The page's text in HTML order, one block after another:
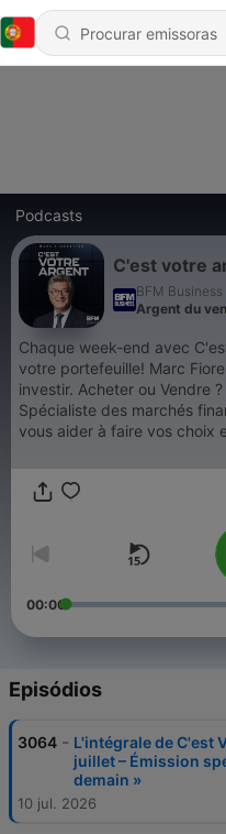
Podcasts
C'est votre
BFM Business
Argent du
Chaque week-end avec
votre portefeuille! Marc
investir. Acheter ou Vendre
Spécialiste des marchés
vous aider à faire vos choix
Intervenant sur BFM
vous donne tous ses
00:00
Episódios
3064 - L'intégrale de C'est
juillet – Émission
demain »
10 jul. 2026